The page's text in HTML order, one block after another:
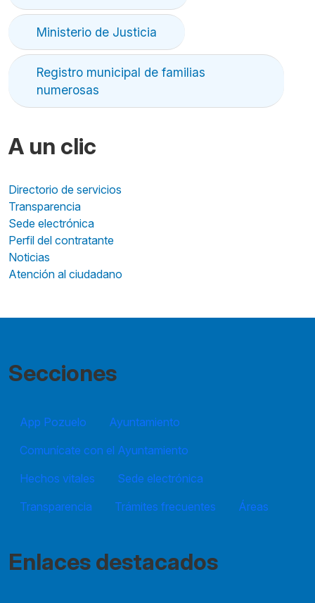
Ministerio de Justicia
Registro municipal de familias
numerosas
A un clic
Directorio de servicios
Transparencia
Sede electrónica
Perfil del contratante
Noticias
Atención al ciudadano
Secciones
App Pozuelo
Ayuntamiento
Comunícate con el Ayuntamiento
Hechos vitales
Sede electrónica
Transparencia
Trámites frecuentes Áreas
Enlaces destacados